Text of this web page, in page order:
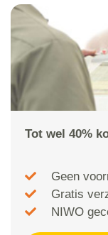
Tot wel 40%
Geen
Gratis
NIWO